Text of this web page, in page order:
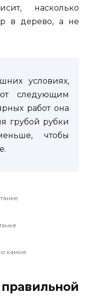
насколько
в дерево, а не
условиях,
следующим
работ она
грубой рубки
чтобы
камня